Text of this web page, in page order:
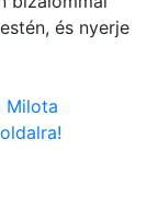
és nyerje
Milota